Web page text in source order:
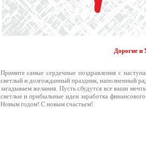
Дорогие и
Примите самые сердечные поздравления с
светлый и долгожданный праздник, наполненный
загадываем желания. Пусть сбудутся все ваши
светлые и прибыльные идеи заработка
Новым годом! С новым счастьем!